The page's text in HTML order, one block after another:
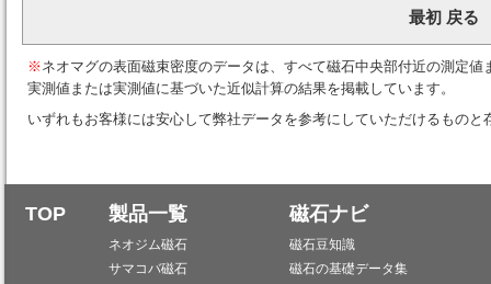
最初 戻
※ ネオマグの表面磁束密度のデータは、すべて磁石中央部付近の測定
実測値または実測値に基づいた近似計算の結果を掲載しています。
いずれもお客様には安心して弊社データを参考にしていただけるものと
TOP 製品一覧
ネオジム磁石
サマコバ磁石
磁石ナビ
磁石豆知識
磁石の基礎データ集